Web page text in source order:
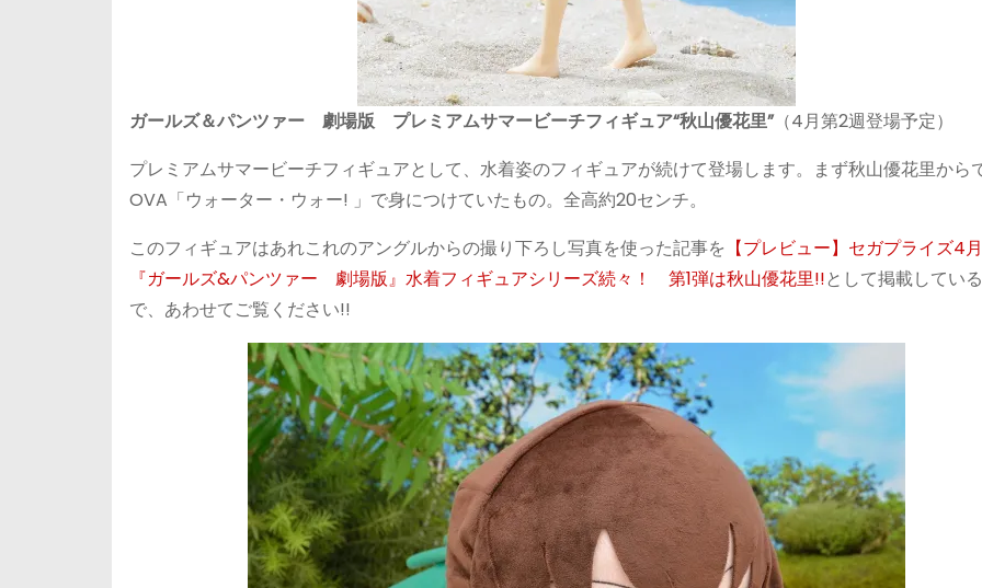
ガールズ＆パンツァー 劇場版 プレミアムサマービーチフィギュア“秋山優花里”（4月第2週登場予定）
プレミアムサマービーチフィギュアとして、水着姿のフィギュアが続けて登場します。まず秋山優花里から
OVA「ウォーター・ウォー! 」で身につけていたもの。全高約20センチ。
このフィギュアはあれこれのアングルからの撮り下ろし写真を使った記事を 【プレビュー】セガプライズ4
『ガールズ&パンツァー 劇場版』水着フィギュアシリーズ続々！ 第1弾は秋山優花里!!として掲載してい
で、あわせてご覧ください!!